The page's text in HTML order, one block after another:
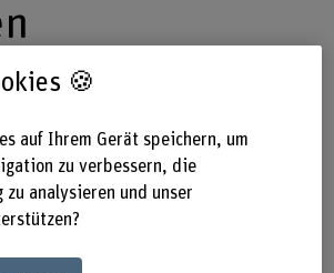
von Agrar-,
wir gerne eine
🍪
auf Ihrem Gerät speichern, um
zu verbessern, die
zu analysieren und unser